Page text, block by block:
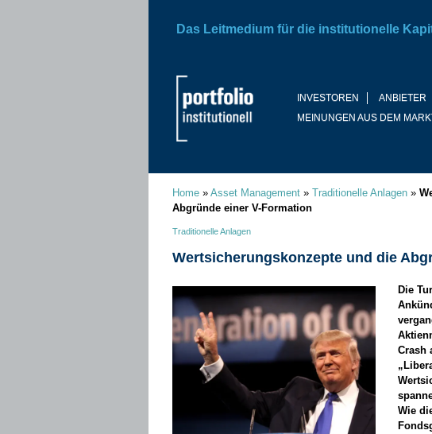
INVESTOREN ANBIETER
MEINUNGEN AUS DEM
Das Leitmedium für die institutionelle
Home » Asset Management » Traditionelle Anlagen »
Abgründe einer V-Formation
Traditionelle Anlagen
Wertsicherungskonzepte und die
Die
Crash
Wie